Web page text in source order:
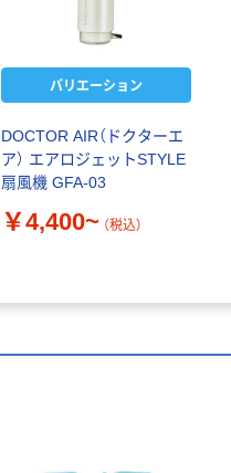
バリエーション
DOCTOR AIR（ドクターエ
ア） エアロジェットSTYLE
扇風機 GFA-03
￥4,400~ （税込）